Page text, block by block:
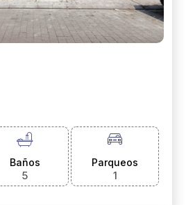
Baños
5
Parqueos
1